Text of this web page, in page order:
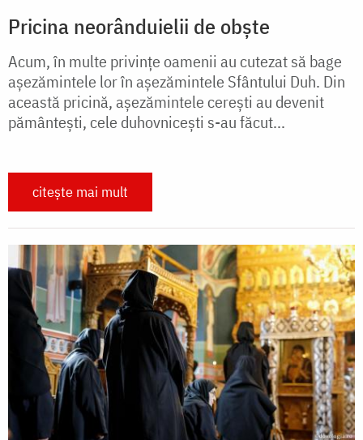
Pricina neorânduielii de obște
Acum, în multe privințe oamenii au cutezat să bage
așezămintele lor în așezămintele Sfântului Duh. Din
această pricină, așezămintele cerești au devenit
pământești, cele duhovnicești s-au făcut...
citește mai mult